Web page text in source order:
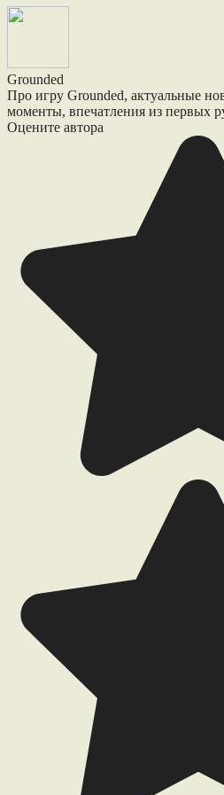
Grounded
Про игру Grounded, актуальные
моменты, впечатления из первых
Оцените автора